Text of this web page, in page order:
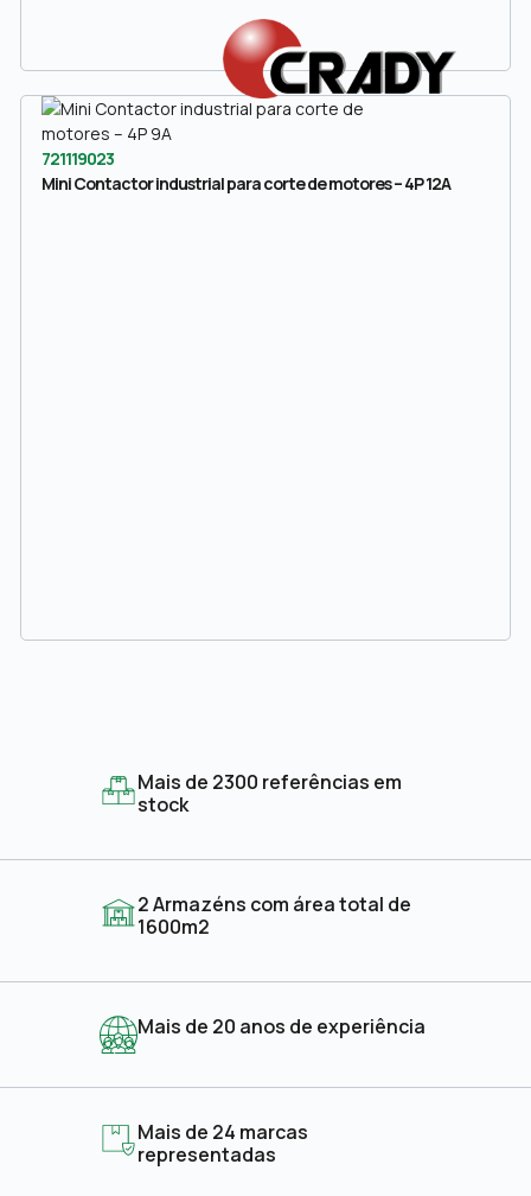
721119023
Mini Contactor industrial para corte de motores – 4P 12A
Mais de 2300 referências em
stock
2 Armazéns com área total de
1600m2
Mais de 20 anos de experiência
Mais de 24 marcas
representadas